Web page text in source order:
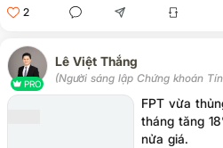
tỷ, hai phiên liên tiếp xả trên trăm
"dính phốt" nóng, không là ngẫu
dưới mặt nước có con thủy quáy
2
PRO
Lê Việt Thắng
(Người sáng lập Chứng khoán
FPT vừa
tháng tăng
nửa giá.